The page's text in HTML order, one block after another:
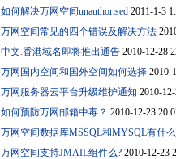
如何解决万网空间unauthorised 2011-1-3
万网空间常见的四个错误及解决方法
中文.香港域名即将推出通告 2010-12-28
万网国内空间和国外空间如何选择 2010-
万网服务器云平台升级维护通知 2010-
如何预防万网邮箱中毒？ 2010-12-23
万网空间数据库MSSQL和MYSQL有什
万网空间支持JMAIL组件么? 2010-12-23